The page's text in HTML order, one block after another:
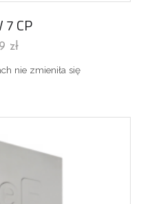
7 CP
zł
nie zmieniła się